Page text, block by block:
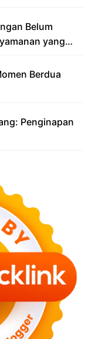
Belum
yang
Berdua
Penginapan